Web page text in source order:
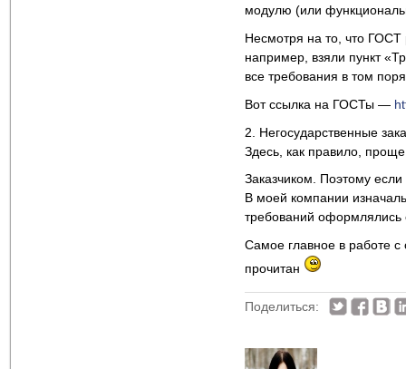
модулю (или
Несмотря на то, что ГОСТ
например, взяли пункт
все требования в том
Вот ссылка на ГОСТы —
2. Негосударственные
Здесь, как правило,
Заказчиком. Поэтому
В моей компании
требований
Самое главное в работе с
прочитан
Поделиться: